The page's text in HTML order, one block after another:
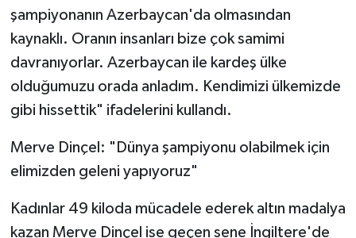
şampiyonanın Azerbaycan'da olmasından
kaynaklı. Oranın insanları bize çok samimi
davranıyorlar. Azerbaycan ile kardeş ülke
olduğumuzu orada anladım. Kendimizi ülkemizde
gibi hissettik" ifadelerini kullandı.
Merve Dinçel: "Dünya şampiyonu olabilmek için
elimizden geleni yapıyoruz"
Kadınlar 49 kiloda mücadele ederek altın madalya
kazan Merve Dinçel ise geçen sene İngiltere'de